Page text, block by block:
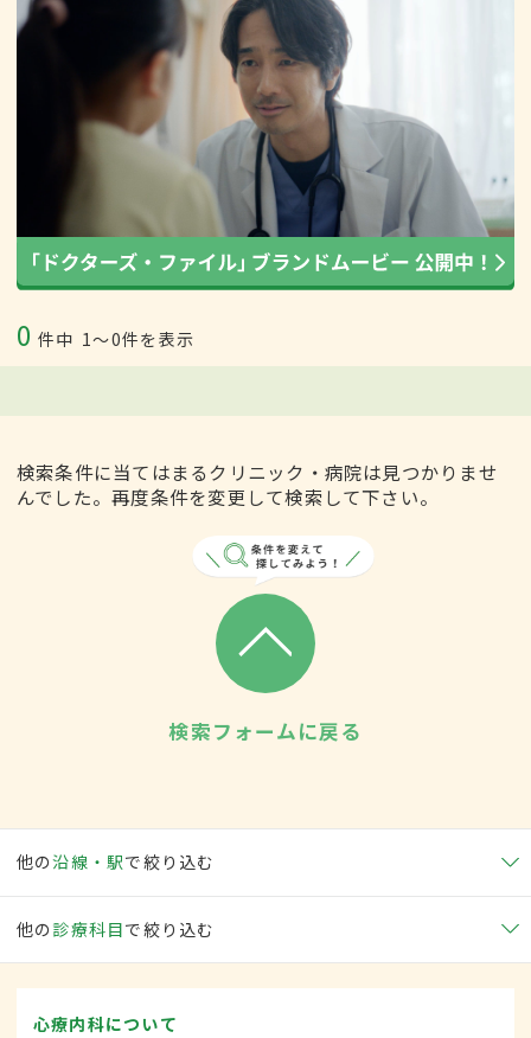
0 件中 1〜0件を表示
検索条件に当てはまるクリニック・病院は見つかりませ
んでした。再度条件を変更して検索して下さい。
検索フォームに戻る
他の沿線・駅で絞り込む
他の 診療科目で絞り込む
心療内科について